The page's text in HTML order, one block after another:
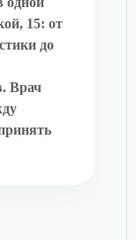
15: от
до
Врач